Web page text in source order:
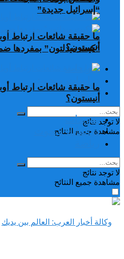
ما حقيقة شائعات ارتباط
أنيستون؟
تغريدات
دراسات وبحوث
رياضة
لا توجد نتائج
مشاهدة جميع النتائح
“إسرائيل جديدة”
“كيت ميدلتون” بمفردها
ما حقيقة شائعات ارتباط
أنيستون؟
تغريدات
دراسات وبحوث
لا توجد نتائج
مشاهدة جميع النتائح